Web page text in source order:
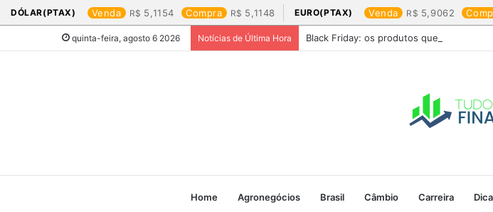
DÓLAR(PTAX) Venda 5,1154 Compra 5,1148 EURO(PTAX) Venda 5,9062
quinta-feira, agosto 6 2026 Notícias de Última Hora Black Friday: os produtos que mais valem
Home Agronegócios Brasil Câmbio Carreira